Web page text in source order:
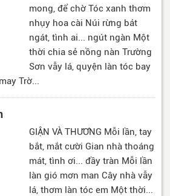
mong, để chờ Tóc xanh thơm
nhụy hoa cài Núi rừng bát
ngát, tình ai... ngút ngàn Một
thời chia sẻ nồng nàn Trường
Sơn vẫy lá, quyện làn tóc bay
Trờ...
GIẬN VÀ THƯƠNG Mỗi lần, tay
bắt, mắt cười Gian nhà thoáng
mát, tình ơi... đầy tràn Mỗi lần
làn gió mơn man Cây nhà vẫy
lá, thơm làn tóc em Một thời...